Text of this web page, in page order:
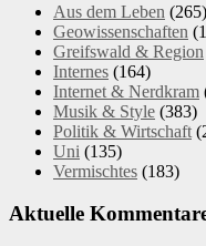
Aus dem Leben (265)
Geowissenschaften
Greifswald & Region
Internes (164)
Internet & Nerdkram
Musik & Style (383)
Politik & Wirtschaft
Uni (135)
Vermischtes (183)
Aktuelle